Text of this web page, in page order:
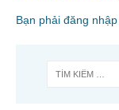
Bạn phải đăng nhập